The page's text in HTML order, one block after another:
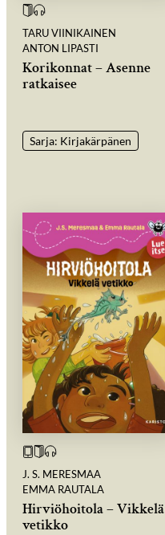
TARU VIINIKAINEN
ANTON LIPASTI
Korikonnat – Asenne
ratkaisee
Sarja: Kirjakärpänen
J. S. MERESMAA
EMMA RAUTALA
Hirviöhoitola – Vikkelä
vetikko